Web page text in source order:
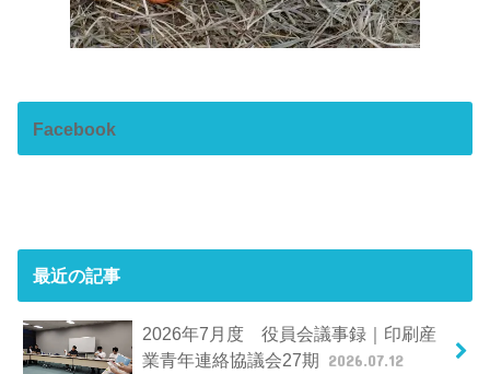
Facebook
最近の記事
2026年7月度 役員会議事録｜印刷産
業青年連絡協議会27期 2026.07.12